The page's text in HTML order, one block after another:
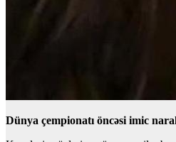
Dünya çempionatı öncəsi imic